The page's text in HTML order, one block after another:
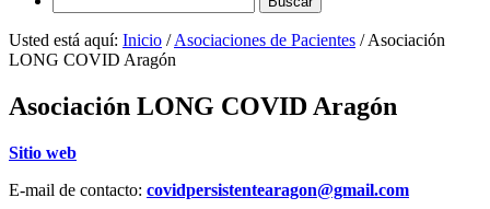
Usted está aquí: Inicio / Asociaciones de Pacientes /Asociación
LONG COVID Aragón
Asociación LONG COVID Aragón
Sitio web
E-mail de contacto: covidpersistentearagon@gmail.com